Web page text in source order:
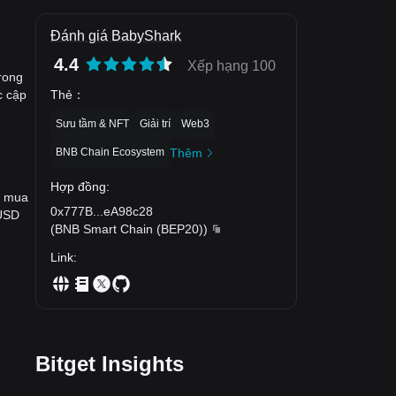
cập
mua
Đánh giá BabyShark
4.4 Xếp hạng 100
Thẻ ：
Sưu tầm & NFT Giải trí Web3
BNB Chain Ecosystem Thêm
Hợp đồng:
0x777B
eA98c28
(BNB Smart Chain (BEP20))
Link:
Bitget Insights